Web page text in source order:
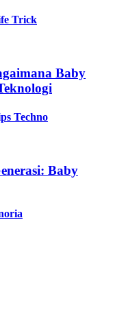
Trick
Baby
Techno
Baby